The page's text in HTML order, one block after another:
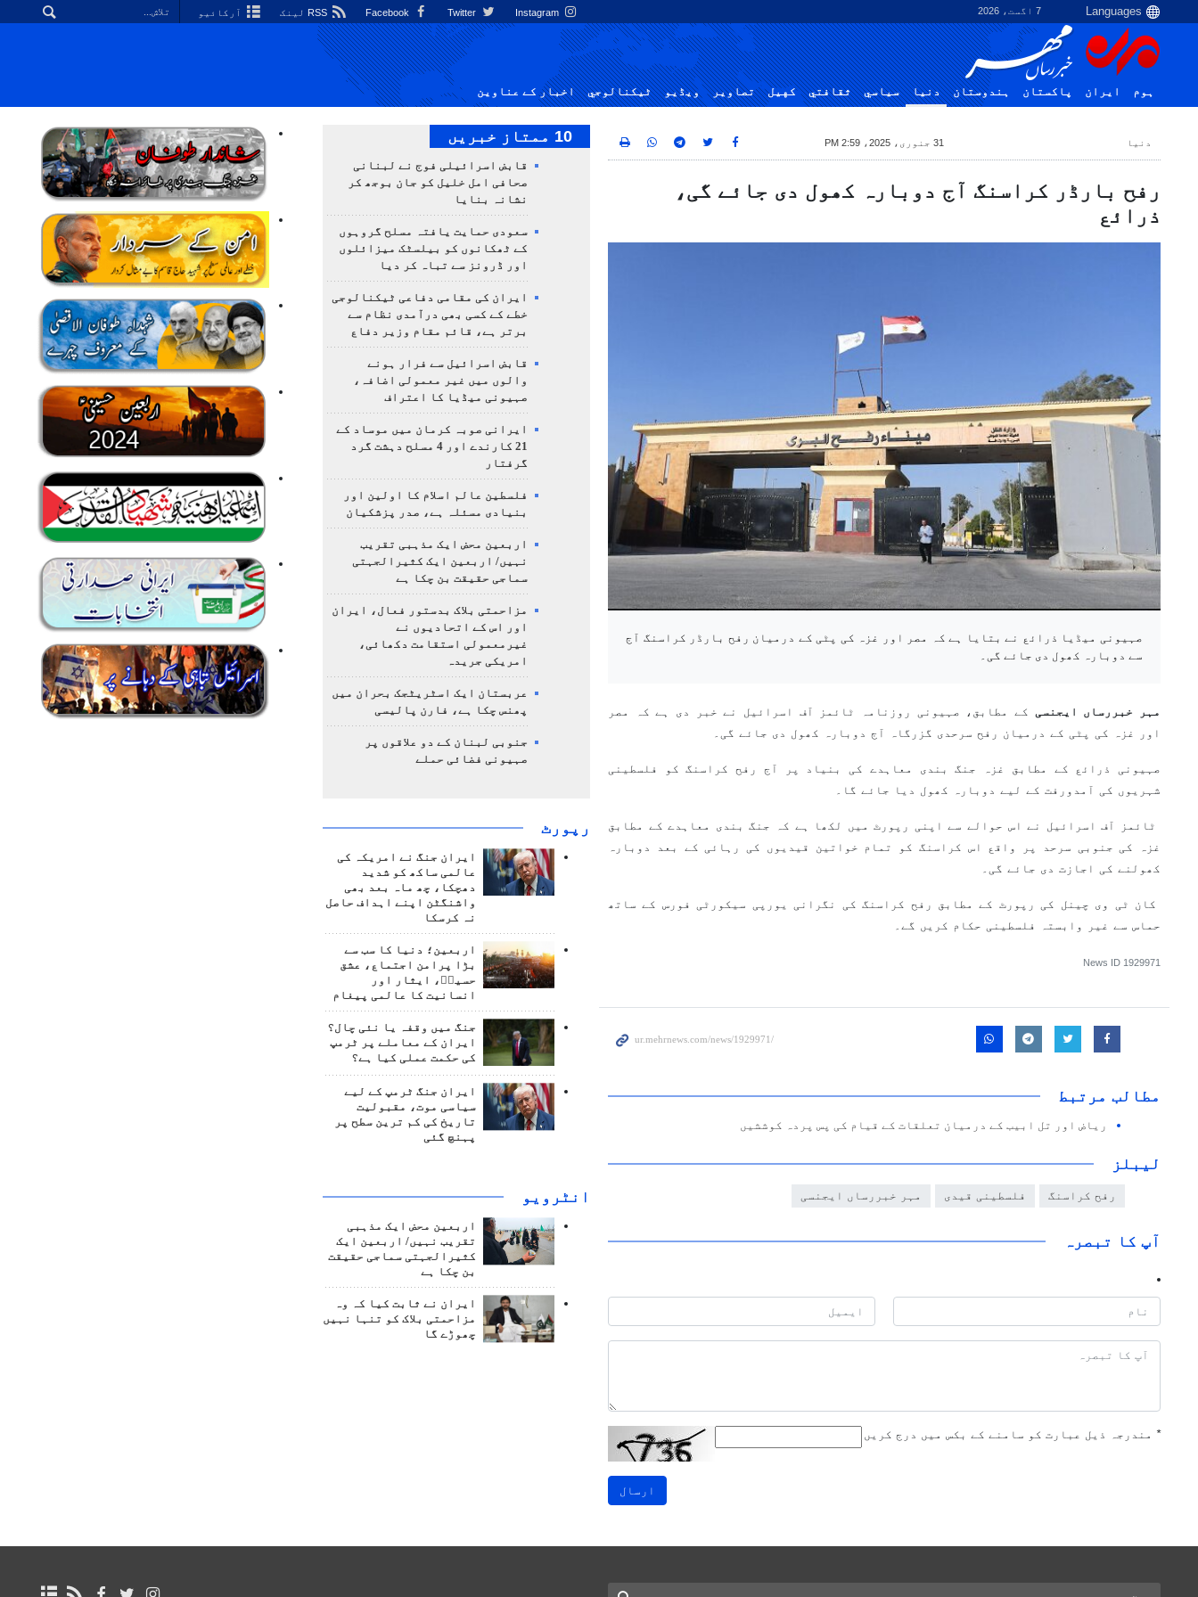
7 اگست، 2026 Instagram آرکائیو
ہوم ایران پاکستان ہندوستان دنیا سياسي ثقافتي کهيل تصاوير ویڈیو ٹيكنالوجي اخبار کے عناوین
دنیا 31 جنوری، 2025، 2:59 PM
رفح بارڈر کراسنگ آج دوبارہ کھول دی جائے گی،
ذرائع
صہیونی میڈیا ذرائع نے بتایا ہے کہ مصر اور غزہ کی پٹی کے درمیان رفح بارڈر کراسنگ آج
سے دوبارہ کھول دی جائے گی۔
مہر خبررساں ایجنسی کے مطابق، صہیونی روزنامہ ٹائمز آف اسرائیل نے خبر دی ہے کہ مصر
اور غزہ کی پٹی کے درمیان رفح سرحدی گزرگاہ آج دوبارہ کھول دی جائے گی۔
صہیونی ذرائع کے مطابق غزہ جنگ بندی معاہدے کی بنیاد پر آج رفح کراسنگ کو فلسطینی
شہریوں کی آمدورفت کے لیے دوبارہ کھول دیا جائے گا۔
ٹائمز آف اسرائیل نے اس حوالے سے اپنی رپورٹ میں لکھا ہے کہ جنگ بندی معاہدے کے مطابق
غزہ کی جنوبی سرحد پر واقع اس کراسنگ کو تمام خواتین قیدیوں کی رہائی کے بعد دوبارہ
کھولنے کی اجازت دی جائے گی۔
کان ٹی وی چینل کی رپورٹ کے مطابق رفح کراسنگ کی نگرانی یورپی سیکورٹی فورس کے ساتھ
حماس سے غیر وابستہ فلسطینی حکام کریں گے۔
News ID 1929971
مطالب مرتبط
ریاض اور تل ابیب کے درمیان تعلقات کے قیام کی پس پردہ کوششیں
لیبلز
رفح کراسنگ فلسطینی قیدی مہر خبررساں ایجنسی
آپ کا تبصرہ
* مندرجہ ذیل عبارت کو سامنے کے بکس میں درج کریں
ارسال
10 ممتاز خبریں
قابض اسرائیلی فوج نے لبنانی
صحافی امل خلیل کو جان بوجھ کر
نشانہ بنایا
سعودی حمایت یافتہ مسلح گروہوں
کے ٹھکانوں کو بیلسٹک میزائلوں
اور ڈرونز سے تباہ کر دیا
ایران کی مقامی دفاعی ٹیکنالوجی
خطے کے کسی بھی درآمدی نظام سے
برتر ہے، قائم مقام وزیر دفاع
قابض اسرائیل سے فرار ہونے
والوں میں غیر معمولی اضافہ،
صہیونی میڈیا کا اعتراف
ایرانی صوبہ کرمان میں موساد کے
21 کارندے اور 4 مسلح دہشت گرد
گرفتار
فلسطین عالم اسلام کا اولین اور
بنیادی مسئلہ ہے، صدر پزشکیان
اربعین محض ایک مذہبی تقریب
نہیں/ اربعین ایک کثیرالجہتی
سماجی حقیقت بن چکا ہے
مزاحمتی بلاک بدستور فعال، ایران
اور اس کے اتحادیوں نے
غیرمعمولی استقامت دکھائی،
امریکی جریدہ
عربستان ایک اسٹریٹجک بحران میں
پھنس چکا ہے، فارن پالیسی
جنوبی لبنان کے دو علاقوں پر
صہیونی فضائی حملے
رپورٹ
ایران جنگ نے امریکہ کی
عالمی ساکھ کو شدید
دھچکا، چھ ماہ بعد بھی
واشنگٹن اپنے اہداف حاصل
نہ کرسکا
اربعین؛ دنیا کا سب سے
بڑا پرامن اجتماع، عشق
حسینؑ، ایثار اور
انسانیت کا عالمی پیغام
جنگ میں وقفہ یا نئی چال؟
ایران کے معاملے پر ٹرمپ
کی حکمت عملی کیا ہے؟
ایران جنگ ٹرمپ کے لیے
سیاسی موت، مقبولیت
تاریخ کی کم ترین سطح پر
پہنچ گئی
انٹرويو
اربعین محض ایک مذہبی
تقریب نہیں/ اربعین ایک
کثیرالجہتی سماجی حقیقت
بن چکا ہے
ایران نے ثابت کیا کہ وہ
مزاحمتی بلاک کو تنہا نہیں
چھوڑے گا